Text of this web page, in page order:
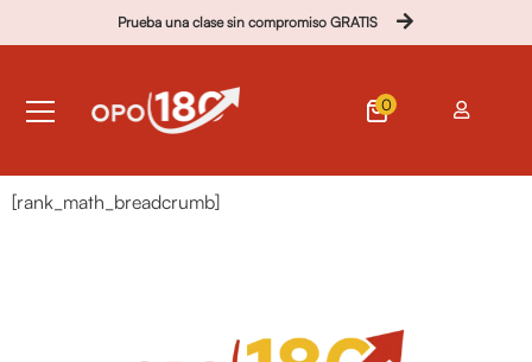
Prueba una clase sin compromiso GRATIS
0
[rank_math_breadcrumb]